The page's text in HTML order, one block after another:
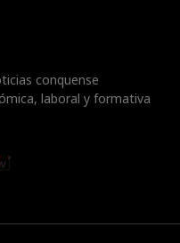
conquense
laboral y formativa